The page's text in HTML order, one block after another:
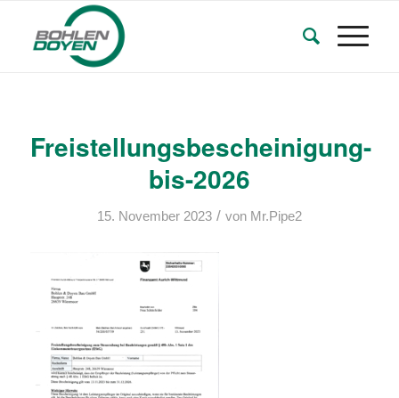
Freistellungsbescheinigung-
bis-2026
15. November 2023 / von Mr.Pipe2